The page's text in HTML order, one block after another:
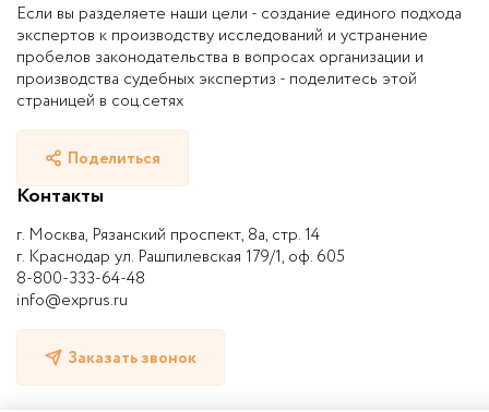
Если вы разделяете наши цели - создание единого подхода
экспертов к производству исследований и устранение
пробелов законодательства в вопросах организации и
производства судебных экспертиз - поделитесь этой
страницей в соц.сетях
Поделиться
Контакты
г. Москва, Рязанский проспект, 8а, стр. 14
г. Краснодар ул. Рашпилевская 179/1, оф. 605
8-800-333-64-48
info@exprus.ru
Заказать звонок